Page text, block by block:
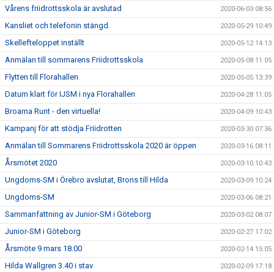
Vårens friidrottsskola är avslutad 2020-06-03 08:56
Kansliet och telefonin stängd. 2020-05-29 10:49
Skellefteloppet inställt 2020-05-12 14:13
Anmälan till sommarens Friidrottsskola 2020-05-08 11:05
Flytten till Florahallen 2020-05-05 13:39
Datum klart för IJSM i nya Florahallen 2020-04-28 11:05
Broarna Runt - den virtuella! 2020-04-09 10:43
Kampanj för att stödja Friidrotten 2020-03-30 07:36
Anmälan till Sommarens Friidrottsskola 2020 är öppen 2020-03-16 08:11
Årsmötet 2020 2020-03-10 10:43
Ungdoms-SM i Örebro avslutat, Brons till Hilda 2020-03-09 10:24
Ungdoms-SM 2020-03-06 08:21
Sammanfattning av Junior-SM i Göteborg 2020-03-02 08:07
Junior-SM i Göteborg 2020-02-27 17:02
Årsmöte 9 mars 18.00 2020-02-14 15:05
Hilda Wallgren 3.40 i stav 2020-02-09 17:18